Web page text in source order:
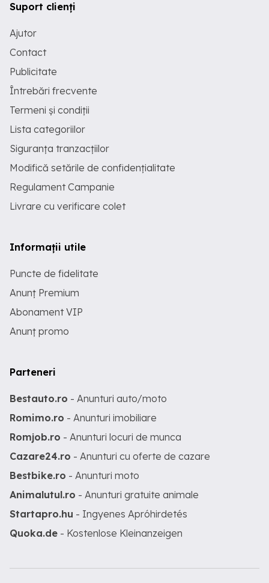
Suport clienți
Ajutor
Contact
Publicitate
Întrebări frecvente
Termeni și condiții
Lista categoriilor
Siguranța tranzacțiilor
Modifică setările de confidențialitate
Regulament Campanie
Livrare cu verificare colet
Informații utile
Puncte de fidelitate
Anunț Premium
Abonament VIP
Anunț promo
Parteneri
Bestauto.ro - Anunturi auto/moto
Romimo.ro - Anunturi imobiliare
Romjob.ro - Anunturi locuri de munca
Cazare24.ro - Anunturi cu oferte de cazare
Bestbike.ro - Anunturi moto
Animalutul.ro - Anunturi gratuite animale
Startapro.hu - Ingyenes Apróhirdetés
Quoka.de - Kostenlose Kleinanzeigen